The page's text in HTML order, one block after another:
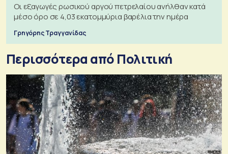
Οι εξαγωγές ρωσικού αργού πετρελαίου ανήλθαν κατά
μέσο όρο σε 4,03 εκατομμύρια βαρέλια την ημέρα
Γρηγόρης Τραγγανίδας
Περισσότερα από Πολιτική